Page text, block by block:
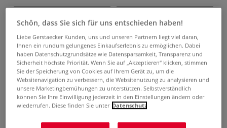
Aquarellstift
2,25 €
In den Warenkorb
Artikel auf den Merkzettel
Aquarellstift
2,25 €
Bitte benachrichtigen
Artikel auf den Merkzettel
Schön, dass Sie sich für uns entschieden haben!
Liebe Gerstaecker Kunden, uns und unseren Partnern liegt viel daran,
Ihnen ein rundum gelungenes Einkaufserlebnis zu ermöglichen. Dabei
haben Datenschutzgrundsätze wie Datensparsamkeit, Transparenz und
Sicherheit höchste Priorität. Wenn Sie auf „Akzeptieren“ klicken, stimmen
Sie der Speicherung von Cookies auf Ihrem Gerät zu, um die
Websitenavigation zu verbessern, die Websitenutzung zu analysieren und
unsere Marketingbemühungen zu unterstützen. Selbstverständlich
können Sie Ihre Einwilligung jederzeit in den Einstellungen ändern oder
wiederrufen. Diese finden Sie unter Datenschutz